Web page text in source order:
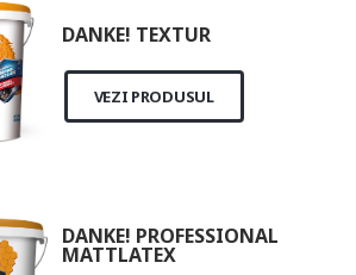
DANKE! TEXTUR
VEZI PRODUSUL
DANKE! PROFESSIONAL
MATTLATEX